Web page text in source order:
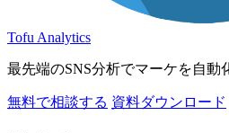
Tofu Analytics
最先端のSNS分析でマーケを自動
無料で相談する 資料ダウンロード